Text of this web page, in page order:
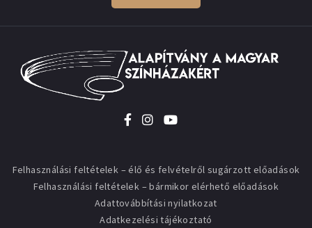
Felhasználási feltételek – élő és felvételről sugárzott előadások
Felhasználási feltételek – bármikor elérhető előadások
Adattovábbítási nyilatkozat
Adatkezelési tájékoztató